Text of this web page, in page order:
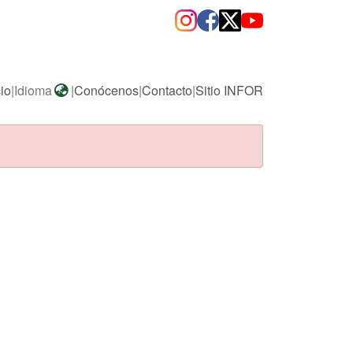
|Idioma |Conócenos|Contacto|Sitio INFOR